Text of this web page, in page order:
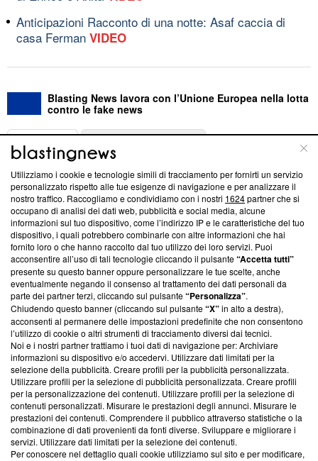
Anticipazioni Racconto di una notte: Asaf caccia di
casa Ferman VIDEO
Blasting News lavora con l’Unione Europea nella lotta
contro le fake news
ABOUT
Questa sezione offre informazioni trasparenti su Blasting
News, sui nostri processi editoriali e su come ci impegniamo a
creare news di qualità. Inoltre, afferma la nostra aderenza a
‘Trust Project - News with Integrity’Blasting News non è
ancora membro del programma, ma ha richiesto di farne
parte; Trust Project non ha ancora effettuato una verifica di
conformità agli standard.
Su di noi
Team editoriale
Corporate
Redazione
Informativa Privacy
Cookie Policy
Blasting SA, IDI CHE-247.845.224, Via Carlo Frasca, 3 - 6900
Utilizziamo i cookie e tecnologie simili di tracciamento per fornirti un servizio
personalizzato rispetto alle tue esigenze di navigazione e per analizzare il
nostro traffico. Raccogliamo e condividiamo con i nostri 1624partner che si
occupano di analisi dei dati web, pubblicità e social media, alcune
informazioni sul tuo dispositivo, come l’indirizzo IP e le caratteristiche del tuo
dispositivo, i quali potrebbero combinarle con altre informazioni che hai
fornito loro o che hanno raccolto dal tuo utilizzo dei loro servizi. Puoi
acconsentire all’uso di tali tecnologie cliccando il pulsante“Accetta tutti”
presente su questo banner oppure personalizzare le tue scelte, anche
eventualmente negando il consenso al trattamento dei dati personali da
parte dei partner terzi, cliccando sul pulsante“Personalizza”.
Chiudendo questo banner (cliccando sul pulsante“X”in alto a destra),
acconsenti al permanere delle impostazioni predefinite che non consentono
l’utilizzo di cookie o altri strumenti di tracciamento diversi dai tecnici.
Noi e i nostri partner trattiamo i tuoi dati di navigazione per: Archiviare
informazioni su dispositivo e/o accedervi. Utilizzare dati limitati per la
selezione della pubblicità. Creare profili per la pubblicità personalizzata.
Utilizzare profili per la selezione di pubblicità personalizzata. Creare profili
per la personalizzazione dei contenuti. Utilizzare profili per la selezione di
contenuti personalizzati. Misurare le prestazioni degli annunci. Misurare le
prestazioni dei contenuti. Comprendere il pubblico attraverso statistiche o la
combinazione di dati provenienti da fonti diverse. Sviluppare e migliorare i
servizi. Utilizzare dati limitati per la selezione dei contenuti.
Per conoscere nel dettaglio quali cookie utilizziamo sul sito e per modificare,